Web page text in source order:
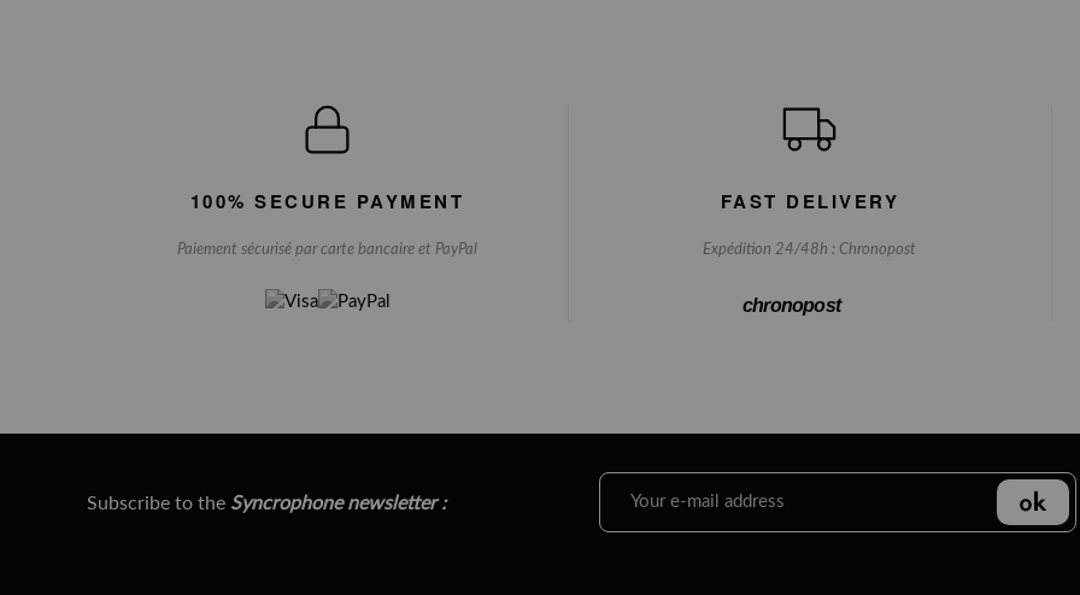
100% SECURE PAYMENT
Paiement sécurisé par carte bancaire et PayPal
FAST DELIVERY
Expédition 24/48h : Chronopost
chronopost
Subscribe to the Syncrophone newsletter :